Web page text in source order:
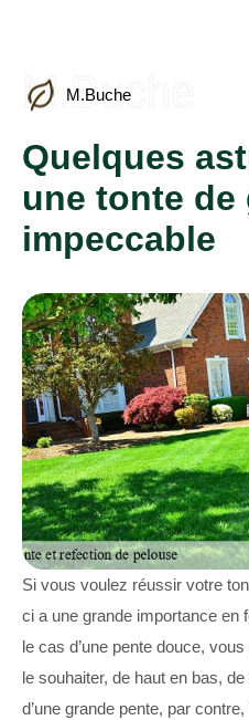
M.Buche
M.Buche
Quelques
une tonte de
impeccable
Si vous voulez réussir votre
ci a une grande importance en
le cas d’une pente douce,
le souhaiter, de haut en bas,
d’une grande pente, par